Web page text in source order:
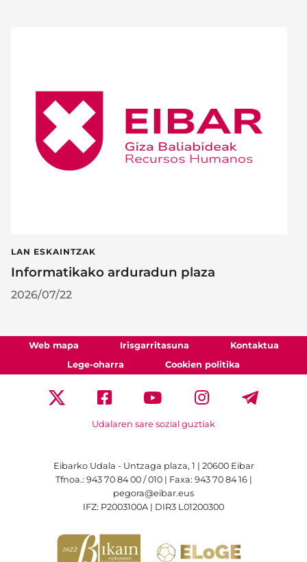
LAN ESKAINTZAK
Informatikako arduradun plaza
2026/07/22
Web mapa Irisgarritasuna
Kontaktua
Lege-oharra
Cookien politika
Udalaren sare sozial guztiak
Eibarko Udala - Untzaga plaza, 1 | 20600 Eibar
Tfnoa.: 943 70 84 00 / 010 | Faxa: 943 70 84 16 |
pegora@eibar.eus
IFZ: P2003100A | DIR3 L01200300